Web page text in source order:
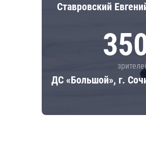
Ставровский
ДС «Большой», г.